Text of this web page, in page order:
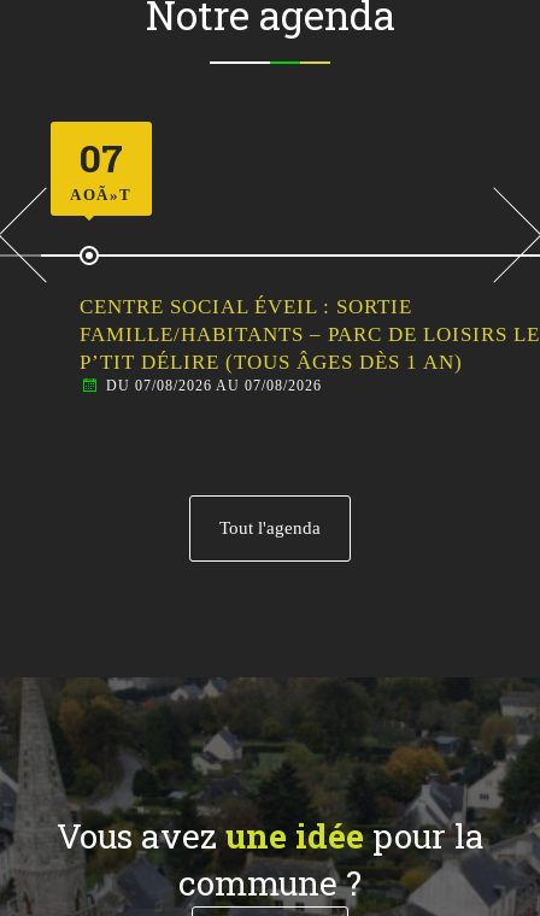
Notre agenda
07
AOÃ»T
CENTRE SOCIAL ÉVEIL : SORTIE
FAMILLE/HABITANTS – PARC DE LOISIRS LE
P’TIT DÉLIRE (TOUS ÂGES DÈS 1 AN)
DU 07/08/2026 AU 07/08/2026
Tout l'agenda
Vous avezune idéepour la
commune ?